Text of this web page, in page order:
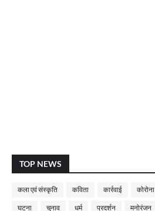
TOP NEWS
कला एवं संस्कृति कविता कार्रवाई कोरोना
घटना चुनाव धर्म प्रदर्शन मनोरंजन